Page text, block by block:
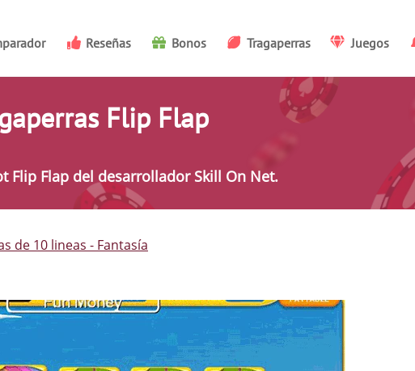
Reseñas Bonos Tragaperras Juegos
Flip Flap
Flip Flap del desarrollador Skill On Net.
de 10 lineas
Fantasía